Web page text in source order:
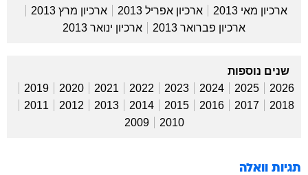
ארכיון מאי 2013
ארכיון אפריל 2013
ארכיון מרץ 2013
ארכיון פברואר 2013
ארכיון ינואר 2013
שנים נוספות
2026
2025
2024
2023
2022
2021
2020
2019
2018
2017
2016
2015
2014
2013
2012
2011
2010
2009
תגיות וואלה